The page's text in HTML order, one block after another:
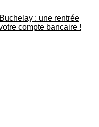
: une rentrée
compte bancaire !